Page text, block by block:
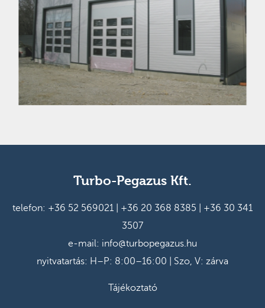
Turbo-Pegazus Kft.
telefon: +36 52 569021 +36 20 368 8385
+36 30 341
3507
e-mail: info@turbopegazus.hu
nyitvatartás: H–P: 8:00–16:00 | Szo, V: zárva
Tájékoztató